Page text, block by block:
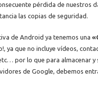
pérdida de nuestros
las copias de seguridad.
de Android ya tenemos una
ya que no incluye vídeos,
por lo que para almacenar y
de Google, debemos